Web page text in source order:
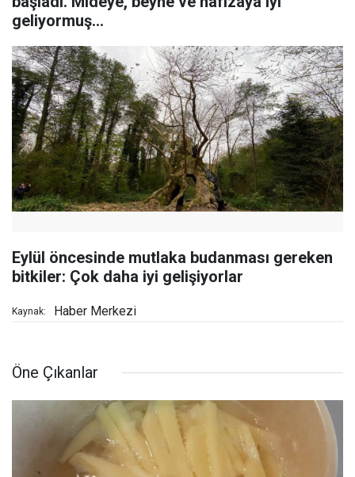
geliyormuş...
Eylül öncesinde mutlaka budanması gereken
bitkiler: Çok daha iyi gelişiyorlar
Kaynak: Haber Merkezi
Öne Çıkanlar